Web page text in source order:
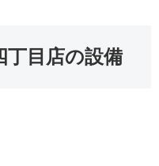
丁目店の設備